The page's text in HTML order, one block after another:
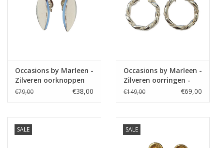
Occasions by Marleen -
Zilveren oorknoppen
€79,00 €38,00
Occasions by Marleen -
Zilveren oorringen -
Getorst - 36.5 mm
€149,00 €69,00
SALE SALE